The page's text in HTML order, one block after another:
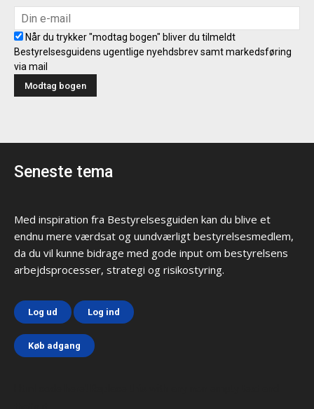
Når du trykker "modtag bogen" bliver du tilmeldt
Bestyrelsesguidens ugentlige nyehdsbrev samt markedsføring
via mail
Seneste tema
Med inspiration fra Bestyrelsesguiden kan du blive et
endnu mere værdsat og uundværligt bestyrelsesmedlem,
da du vil kunne bidrage med gode input om bestyrelsens
arbejdsprocesser, strategi og risikostyring.
Log ud Log ind
Køb adgang